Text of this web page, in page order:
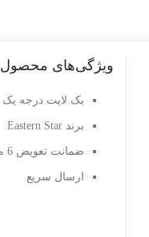
ویژگی‌های محصول
بک لایت درجه یک
برند Eastern Star
ضمانت تعویض 6 ماهه
ارسال سریع